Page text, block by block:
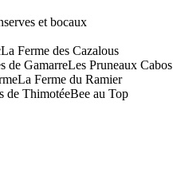
et bocaux
La Ferme des Cazalous
de GamarreLes Pruneaux Cabos
La Ferme du Ramier
de ThimotéeBee au Top